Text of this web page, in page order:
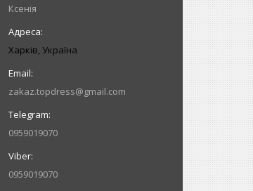
Ксенія
Харків, Україна
zakaz.topdress@gmail.com
0959019070
0959019070